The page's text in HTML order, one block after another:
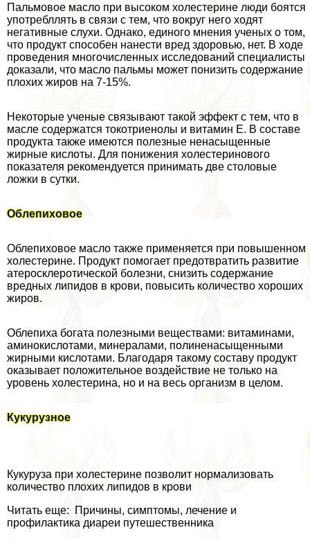
Пальмовое масло при высоком холестерине люди боятся
употрeбллять в связи с тем, что вокруг него ходят
негативные слухи. Однако, единого мнения ученых о том,
что продукт способен нанести вред здоровью, нет. В ходе
проведения многочисленных исследований специалисты
доказали, что масло пальмы может понизить содержание
плохих жиров на 7-15%.
Некоторые ученые связывают такой эффект с тем, что в
масле содержатся токотриенолы и витамин Е. В составе
продукта также имеются полезные ненасыщенные
жирные кислоты. Для понижения холестеринового
показателя рекомендуется принимать две столовые
ложки в сутки.
Облепиховое
Облепиховое масло также применяется при повышенном
холестерине. Продукт помогает предотвратить развитие
атеросклеротической болезни, снизить содержание
вредных липидов в крови, повысить количество хороших
жиров.
Облепиха богата полезными веществами: витаминами,
аминокислотами, минералами, полиненасыщенными
жирными кислотами. Благодаря такому составу продукт
оказывает положительное воздействие не только на
уровень холестерина, но и на весь организм в целом.
Кукурузное
Кукуруза при холестерине позволит нормализовать
количество плохих липидов в крови
Читать еще: Причины, симптомы, лечение и
профилактика диареи путешественника